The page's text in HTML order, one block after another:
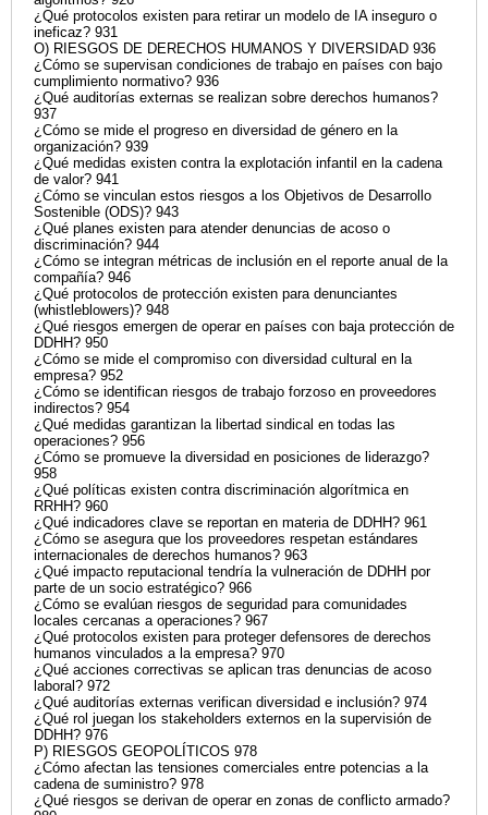
¿Qué protocolos existen para retirar un modelo de IA inseguro o
ineficaz? 931
O) RIESGOS DE DERECHOS HUMANOS Y DIVERSIDAD 936
¿Cómo se supervisan condiciones de trabajo en países con bajo
cumplimiento normativo? 936
¿Qué auditorías externas se realizan sobre derechos humanos?
937
¿Cómo se mide el progreso en diversidad de género en la
organización? 939
¿Qué medidas existen contra la explotación infantil en la cadena
de valor? 941
¿Cómo se vinculan estos riesgos a los Objetivos de Desarrollo
Sostenible (ODS)? 943
¿Qué planes existen para atender denuncias de acoso o
discriminación? 944
¿Cómo se integran métricas de inclusión en el reporte anual de la
compañía? 946
¿Qué protocolos de protección existen para denunciantes
(whistleblowers)? 948
¿Qué riesgos emergen de operar en países con baja protección de
DDHH? 950
¿Cómo se mide el compromiso con diversidad cultural en la
empresa? 952
¿Cómo se identifican riesgos de trabajo forzoso en proveedores
indirectos? 954
¿Qué medidas garantizan la libertad sindical en todas las
operaciones? 956
¿Cómo se promueve la diversidad en posiciones de liderazgo?
958
¿Qué políticas existen contra discriminación algorítmica en
RRHH? 960
¿Qué indicadores clave se reportan en materia de DDHH? 961
¿Cómo se asegura que los proveedores respetan estándares
internacionales de derechos humanos? 963
¿Qué impacto reputacional tendría la vulneración de DDHH por
parte de un socio estratégico? 966
¿Cómo se evalúan riesgos de seguridad para comunidades
locales cercanas a operaciones? 967
¿Qué protocolos existen para proteger defensores de derechos
humanos vinculados a la empresa? 970
¿Qué acciones correctivas se aplican tras denuncias de acoso
laboral? 972
¿Qué auditorías externas verifican diversidad e inclusión? 974
¿Qué rol juegan los stakeholders externos en la supervisión de
DDHH? 976
P) RIESGOS GEOPOLÍTICOS 978
¿Cómo afectan las tensiones comerciales entre potencias a la
cadena de suministro? 978
¿Qué riesgos se derivan de operar en zonas de conflicto armado?